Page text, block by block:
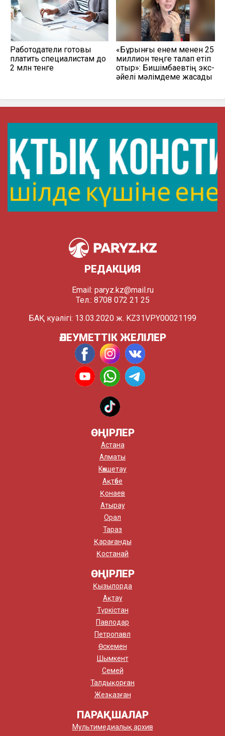
Работодатели готовы
платить специалистам до
2 млн тенге
«Бұрынғы енем менен 25
миллион теңге талап етіп
отыр»: Бишімбаевтің экс-
әйелі мәлімдеме жасады
РЕДАКЦИЯ
Email: paryz.kz@mail.ru
Тел.: 8708 072 21 25
БАҚ куәлігі: 13.03.2020 ж. KZ31VPY00021199
ӘЛЕУМЕТТІК ЖЕЛІЛЕР
ӨҢІРЛЕР
Астана
Алматы
Көкшетау
Ақтөбе
Қонаев
Атырау
Орал
Тараз
Қарағанды
Қостанай
ӨҢІРЛЕР
Қызылорда
Ақтау
Түркістан
Павлодар
Петропавл
Өскемен
Шымкент
Семей
Талдықорған
Жезқазған
ПАРАҚШАЛАР
Мультимедиалық архив